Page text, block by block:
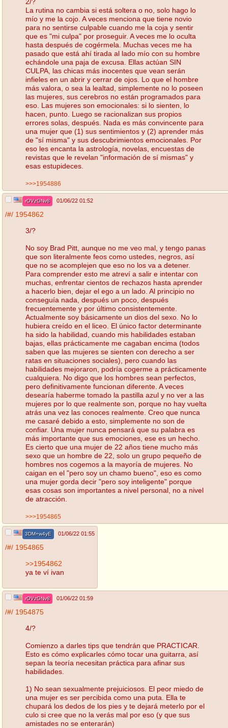
La rutina no cambia si está soltera o no, solo hago lo
mío y me la cojo. A veces menciona que tiene novio
para no sentirse culpable cuando me la coja y sentir
que es "mi culpa" por proseguir. A veces me lo oculta
hasta después de cogérmela. Muchas veces me ha
pasado que está ahí tirada al lado mío con su hombre
echándole una paja de excusa. Ellas actúan SIN
CULPA, las chicas más inocentes que vean serán
infieles en un abrir y cerrar de ojos. Lo que el hombre
más valora, o sea la lealtad, simplemente no lo poseen
las mujeres, sus cerebros no están programados para
eso. Las mujeres son emocionales: si lo sienten, lo
hacen, punto. Luego se racionalizan sus propios
errores solas, después. Nada es más convincente para
una mujer que (1) sus sentimientos y (2) aprender más
de "sí misma" y sus descubrimientos emocionales. Por
eso les encanta la astrología, novelas, encuestas de
revistas que le revelan "información de sí mismas" y
esas estupideces.
>>>1954886
rOVzGNv8 01/06/22 01:52
/#/ 1954862
3/?
No soy Brad Pitt, aunque no me veo mal, y tengo panas
que son literalmente feos como ustedes, negros, así
que no se acomplejen que eso no los va a detener.
Para comprender esto me atreví a salir e intentar con
muchas, enfrentar cientos de rechazos hasta aprender
a hacerlo bien, dejar el ego a un lado. Al principio no
conseguía nada, después un poco, después
frecuentemente y por último consistentemente.
Actualmente soy básicamente un dios del sexo. No lo
hubiera creído en el liceo. El único factor determinante
ha sido la habilidad, cuando mis habilidades estaban
bajas, ellas prácticamente me cagaban encima (todos
saben que las mujeres se sienten con derecho a ser
ratas en situaciones sociales), pero cuando las
habilidades mejoraron, podría cogerme a prácticamente
cualquiera. No digo que los hombres sean perfectos,
pero definitivamente funcionan diferente. A veces
desearía haberme tomado la pastilla azul y no ver a las
mujeres por lo que realmente son, porque no hay vuelta
atrás una vez las conoces realmente. Creo que nunca
me casaré debido a esto, simplemente no son de
confiar. Una mujer nunca pensará que su palabra es
más importante que sus emociones, ese es un hecho.
Es cierto que una mujer de 22 años tiene mucho más
sexo que un hombre de 22, solo un grupo pequeño de
hombres nos cogemos a la mayoría de mujeres. No
caigan en el "pero soy un chamo bueno", eso es como
una mujer gorda decir "pero soy inteligente" porque
esas cosas son importantes a nivel personal, no a nivel
de atracción.
>>>1954865
3DM+w4yE 01/06/22 01:55
/#/ 1954865
>>1954862
ya te ví ivan
rOVzGNv8 01/06/22 01:59
/#/ 1954875
4/?
Comienzo a darles tips que tendrán que PRACTICAR.
Esto es cómo explicarles cómo tocar una guitarra, así
sepan la teoría necesitan práctica para afinar sus
habilidades.
1) No sean sexualmente prejuiciosos. El peor miedo de
una mujer es ser percibida como una puta. Ella te
chupará los dedos de los pies y te dejará meterlo por el
culo si cree que no la verás mal por eso (y que sus
amistades no se enterarán)